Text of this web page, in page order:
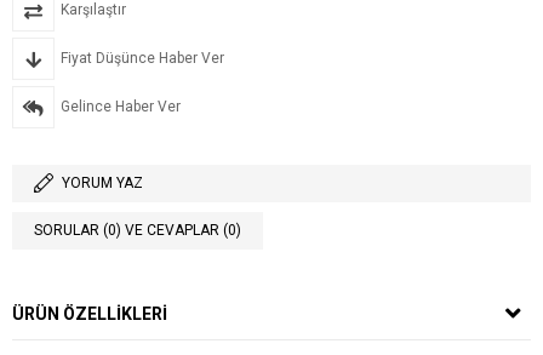
Karşılaştır
Fiyat Düşünce Haber Ver
Gelince Haber Ver
YORUM YAZ
SORULAR (0) VE CEVAPLAR (0)
ÜRÜN ÖZELLIKLERI